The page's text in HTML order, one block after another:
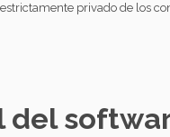
privado de los
del